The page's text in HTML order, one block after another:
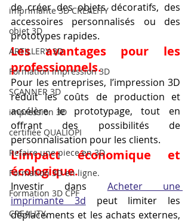
imprimante 3D CREALITY
objet 3D
ARTILLERY 3D
Formation impression 3D
SCANNER 3D
impression 3D
certifiée QUALIOPI
Refaire une piece en 3D
Formation 3D en ligne.
Formation 3D CPF
CREALITY,
de créer des objets décoratifs, des
accessoires personnalisés ou des
prototypes rapides.
Les avantages pour les
professionnels.
Pour les entreprises, l’impression 3D
réduit les coûts de production et
accélère le prototypage, tout en
offrant des possibilités de
personnalisation pour les clients.
L’impact économique et
écologique.
Investir dans Acheter une
imprimante 3d peut limiter les
déplacements et les achats externes,